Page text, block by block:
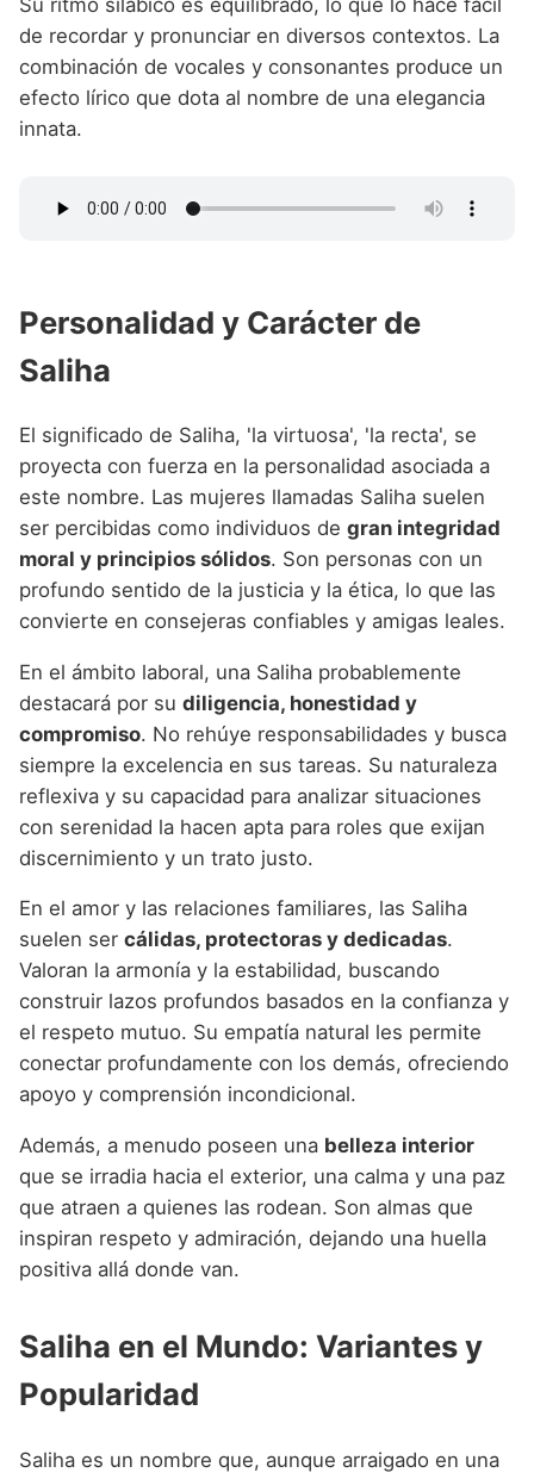
de recordar y pronunciar en diversos contextos. La
combinación de vocales y consonantes produce un
efecto lírico que dota al nombre de una elegancia
innata.
Personalidad y Carácter de
Saliha
El significado de Saliha, 'la virtuosa', 'la recta', se
proyecta con fuerza en la personalidad asociada a
este nombre. Las mujeres llamadas Saliha suelen
ser percibidas como individuos de gran integridad
moral y principios sólidos. Son personas con un
profundo sentido de la justicia y la ética, lo que las
convierte en consejeras confiables y amigas leales.
En el ámbito laboral, una Saliha probablemente
destacará por su diligencia, honestidad y
compromiso. No rehúye responsabilidades y busca
siempre la excelencia en sus tareas. Su naturaleza
reflexiva y su capacidad para analizar situaciones
con serenidad la hacen apta para roles que exijan
discernimiento y un trato justo.
En el amor y las relaciones familiares, las Saliha
suelen ser cálidas, protectoras y dedicadas.
Valoran la armonía y la estabilidad, buscando
construir lazos profundos basados en la confianza y
el respeto mutuo. Su empatía natural les permite
conectar profundamente con los demás, ofreciendo
apoyo y comprensión incondicional.
Además, a menudo poseen una belleza interior
que se irradia hacia el exterior, una calma y una paz
que atraen a quienes las rodean. Son almas que
inspiran respeto y admiración, dejando una huella
positiva allá donde van.
Saliha en el Mundo: Variantes y
Popularidad
Saliha es un nombre que, aunque arraigado en una